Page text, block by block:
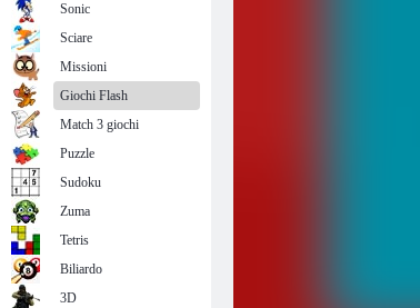
Sonic
Sciare
Missioni
Giochi Flash
Match 3 giochi
Puzzle
Sudoku
Zuma
Tetris
Biliardo
3D